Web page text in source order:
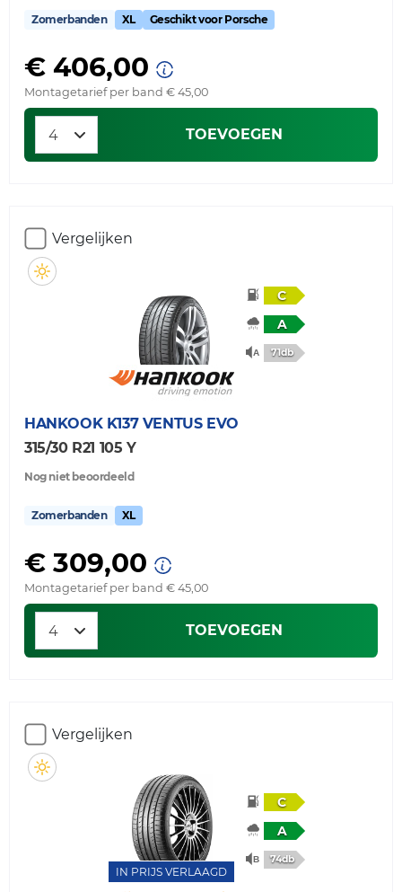
Zomerbanden XL Geschikt voor Porsche
€ 406,00
Montagetarief per band € 45,00
TOEVOEGEN
Vergelijken
C
A
71db
HANKOOK K137 VENTUS EVO
315/30 R21 105 Y
Nog niet beoordeeld
Zomerbanden XL
€ 309,00
Montagetarief per band € 45,00
TOEVOEGEN
Vergelijken
IN PRIJS VERLAAGD
C
A
74db